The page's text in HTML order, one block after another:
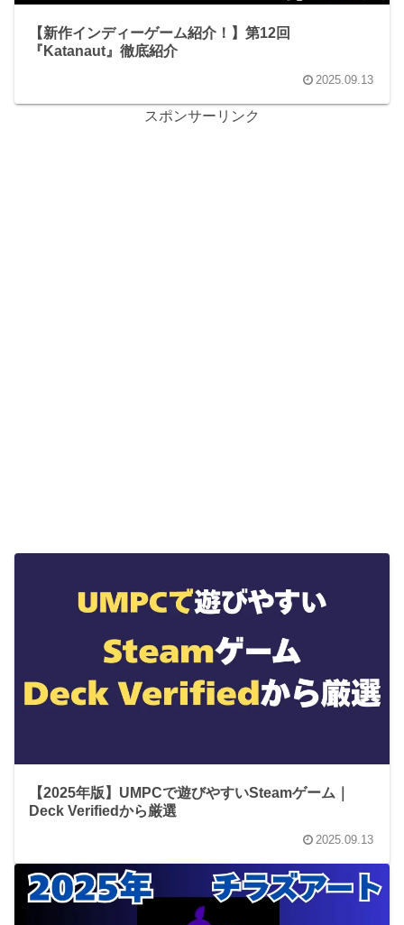
【新作インディーゲーム紹介！】第12回
『Katanaut』徹底紹介
2025.09.13
スポンサーリンク
【2025年版】UMPCで遊びやすいSteamゲーム｜
Deck Verifiedから厳選
2025.09.13